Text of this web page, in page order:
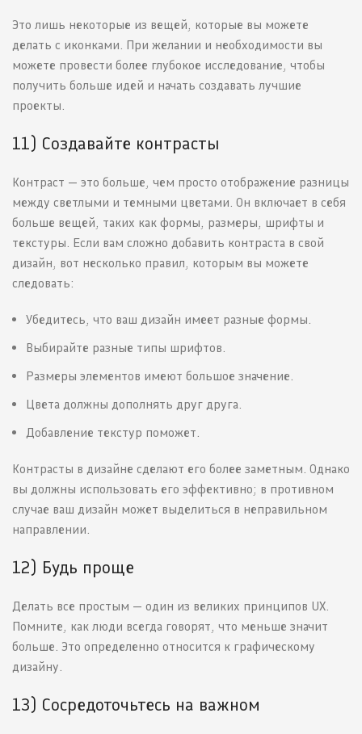
Это лишь некоторые из вещей, которые вы можете
делать с иконками. При желании и необходимости вы
можете провести более глубокое исследование, чтобы
получить больше идей и начать создавать лучшие
проекты.
11) Создавайте контрасты
Контраст — это больше, чем просто отображение разницы
между светлыми и темными цветами. Он включает в себя
больше вещей, таких как формы, размеры, шрифты и
текстуры. Если вам сложно добавить контраста в свой
дизайн, вот несколько правил, которым вы можете
следовать:
Убедитесь, что ваш дизайн имеет разные формы.
Выбирайте разные типы шрифтов.
Размеры элементов имеют большое значение.
Цвета должны дополнять друг друга.
Добавление текстур поможет.
Контрасты в дизайне сделают его более заметным. Однако
вы должны использовать его эффективно; в противном
случае ваш дизайн может выделиться в неправильном
направлении.
12) Будь проще
Делать все простым — один из великих принципов UX.
Помните, как люди всегда говорят, что меньше значит
больше. Это определенно относится к графическому
дизайну.
13) Сосредоточьтесь на важном